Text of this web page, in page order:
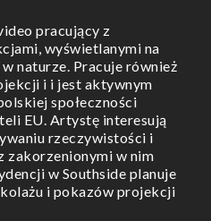
pracujący z
wyświetlanymi na
naturze. Pracuje również
i i jest aktywnym
społeczności
EU. Artystę interesują
rzeczywistości i
zakorzenionymi w nim
w Southside planuje
i pokazów projekcji